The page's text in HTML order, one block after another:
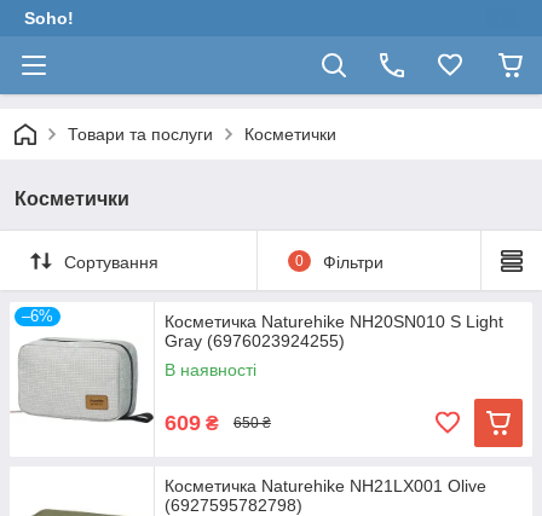
Soho!
Товари та послуги Косметички
Косметички
Сортування 0 Фільтри
–6%
Косметичка Naturehike NH20SN010 S Light
Gray (6976023924255)
В наявності
609 ₴ 650 ₴
Косметичка Naturehike NH21LX001 Olive
(6927595782798)